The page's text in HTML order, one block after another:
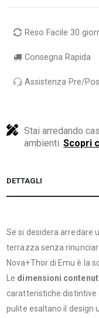
Reso Facile 30
Consegna Rapida
Assistenza Pre/
Stai arredando
ambienti.Scopri
DETTAGLI
Se si desidera arredare
terrazza senza
Nova+Thor di Emu è la
Le dimensioni
caratteristiche distintive
pulite esaltano il design